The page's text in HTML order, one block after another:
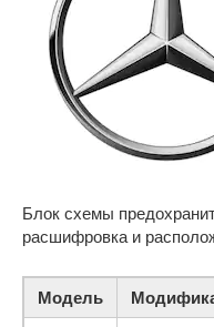
Блок схемы
расшифровка и
Модель